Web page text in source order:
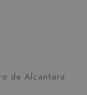
de Alcantara